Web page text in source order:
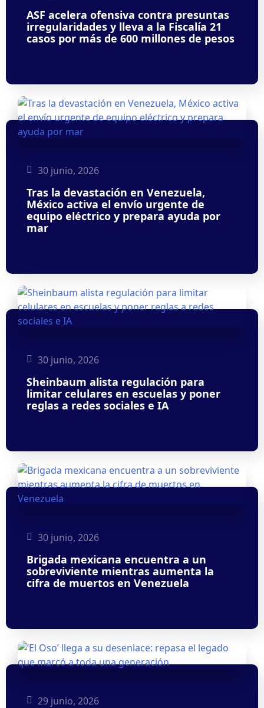
ASF acelera ofensiva contra presuntas
irregularidades y lleva a la Fiscalía 21
casos por más de 600 millones de pesos
30 junio, 2026
Tras la devastación en Venezuela,
México activa el envío urgente de
equipo eléctrico y prepara ayuda por
mar
30 junio, 2026
Sheinbaum alista regulación para
limitar celulares en escuelas y poner
reglas a redes sociales e IA
30 junio, 2026
Brigada mexicana encuentra a un
sobreviviente mientras aumenta la
cifra de muertos en Venezuela
29 junio, 2026